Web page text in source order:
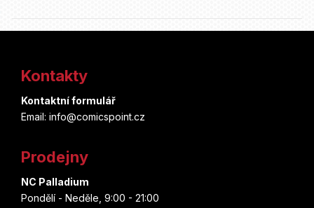
Kontakty
Kontaktní formulář
Email: info@comicspoint.cz
Prodejny
NC Palladium
Pondělí - Neděle, 9:00 - 21:00